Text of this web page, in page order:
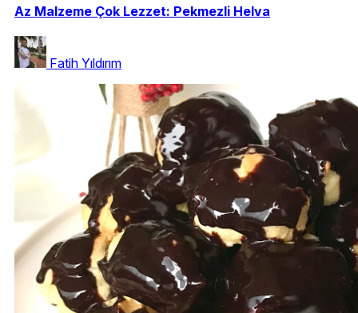
Az Malzeme Çok Lezzet: Pekmezli Helva
Fatih Yıldırım